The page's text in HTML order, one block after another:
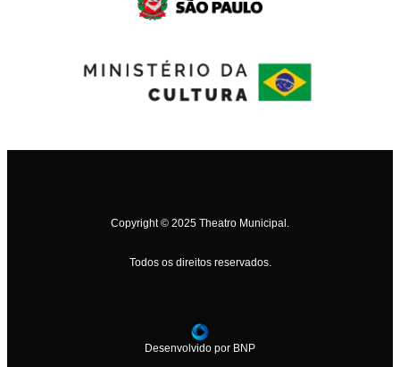
Copyright © 2025 Theatro Municipal.
Todos os direitos reservados.
Desenvolvido por BNP